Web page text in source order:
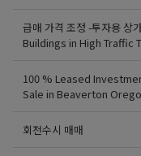
급매 가격 조정 -투자용
Buildings in High Traffic
100 % Leased
Sale in Beaverton
회전수시 매매